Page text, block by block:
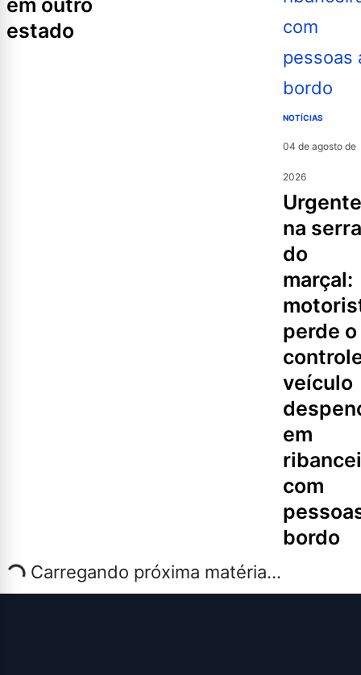
estado
NOTÍCIAS
04 de agosto de
2026
urgente
na serra
do
marçal:
perde o
veículo
em
com
bordo
Carregando próxima matéria...